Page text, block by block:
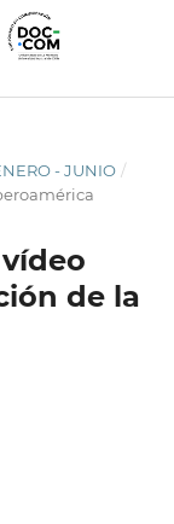
- JUNIO /
de la